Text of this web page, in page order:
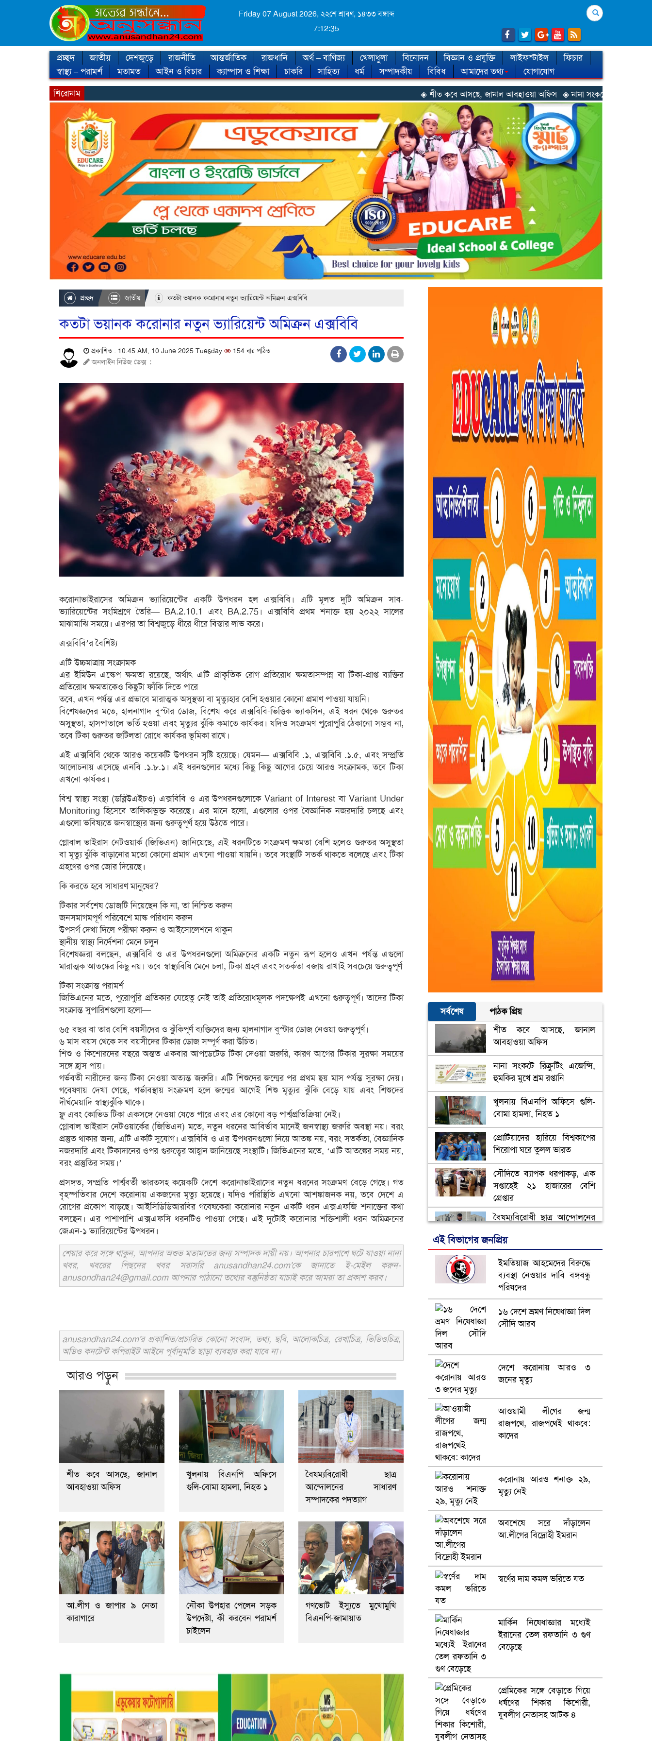
Friday 07 August 2026, ২২শে শ্রাবণ, ১৪৩৩ বঙ্গাব্দ
7:12:37
Search
প্রচ্ছদ জাতীয় দেশজুড়ে রাজনীতি আন্তর্জাতিক রাজধানি অর্থ – বাণিজ্য খেলাধুলা বিনোদন বিজ্ঞান ও প্রযুক্তি লাইফস্টাইল
ফিচার
স্বাস্থ্য – পরামর্শ
মতামত আইন ও বিচার ক্যাম্পাস ও শিক্ষা চাকরি সাহিত্য ধর্ম সম্পাদকীয় বিবিধ আমাদের তথ্য যোগাযোগ
শিরোনাম ◈ শীত কবে আসছে, জানাল আবহাওয়া অফিস ◈ নানা সংকটে রিক্রুটিং এজেন্সি, হুমকির মুখে শ্রম
প্রচ্ছদ জাতীয় কতটা ভয়ানক করোনার নতুন ভ্যারিয়েন্ট অমিক্রন এক্সবিবি
কতটা ভয়ানক করোনার নতুন ভ্যারিয়েন্ট অমিক্রন এক্সবিবি
প্রকাশিত : 10:45 AM, 10 June 2025 Tuesday 154 বার পঠিত
অনলাইন নিউজ ডেক্স :
করোনাভাইরাসের অমিক্রন ভ্যারিয়েন্টের একটি উপধরন হল এক্সবিবি। এটি মূলত দুটি অমিক্রন সাব-
ভ্যারিয়েন্টের সংমিশ্রণে তৈরি— BA.2.10.1 এবং BA.2.75। এক্সবিবি প্রথম শনাক্ত হয় ২০২২ সালের
মাঝামাঝি সময়ে। এরপর তা বিশ্বজুড়ে ধীরে ধীরে বিস্তার লাভ করে।
এক্সবিবি’র বৈশিষ্ট্য
এটি উচ্চমাত্রায় সংক্রামক
এর ইমিউন এস্কেপ ক্ষমতা রয়েছে, অর্থাৎ এটি প্রাকৃতিক রোগ প্রতিরোধ ক্ষমতাসম্পন্ন বা টিকা-প্রাপ্ত ব্যক্তির
প্রতিরোধ ক্ষমতাকেও কিছুটা ফাঁকি দিতে পারে
তবে, এখন পর্যন্ত এর প্রভাবে মারাত্মক অসুস্থতা বা মৃত্যুহার বেশি হওয়ার কোনো প্রমাণ পাওয়া যায়নি।
বিশেষজ্ঞদের মতে, হালনাগাদ বুস্টার ডোজ, বিশেষ করে এক্সবিবি-ভিত্তিক ভ্যাকসিন, এই ধরন থেকে গুরুতর
অসুস্থতা, হাসপাতালে ভর্তি হওয়া এবং মৃত্যুর ঝুঁকি কমাতে কার্যকর। যদিও সংক্রমণ পুরোপুরি ঠেকানো সম্ভব না,
তবে টিকা গুরুতর জটিলতা রোধে কার্যকর ভূমিকা রাখে।
এই এক্সবিবি থেকে আরও কয়েকটি উপধরন সৃষ্টি হয়েছে। যেমন— এক্সবিবি .১, এক্সবিবি .১.৫, এবং সম্প্রতি
আলোচনায় এসেছে এনবি .১.৮.১। এই ধরনগুলোর মধ্যে কিছু কিছু আগের চেয়ে আরও সংক্রামক, তবে টিকা
এখনো কার্যকর।
বিশ্ব স্বাস্থ্য সংস্থা (ডব্লিউএইচও) এক্সবিবি ও এর উপধরনগুলোকে Variant of Interest বা Variant Under
Monitoring হিসেবে তালিকাভুক্ত করেছে। এর মানে হলো, এগুলোর ওপর বৈজ্ঞানিক নজরদারি চলছে এবং
এগুলো ভবিষ্যতে জনস্বাস্থ্যের জন্য গুরুত্বপূর্ণ হয়ে উঠতে পারে।
গ্লোবাল ভাইরাস নেটওয়ার্ক (জিভিএন) জানিয়েছে, এই ধরনটিতে সংক্রমণ ক্ষমতা বেশি হলেও গুরুতর অসুস্থতা
বা মৃত্যু ঝুঁকি বাড়ানোর মতো কোনো প্রমাণ এখনো পাওয়া যায়নি। তবে সংস্থাটি সতর্ক থাকতে বলেছে এবং টিকা
গ্রহণের ওপর জোর দিয়েছে।
কি করতে হবে সাধারণ মানুষের?
টিকার সর্বশেষ ডোজটি নিয়েছেন কি না, তা নিশ্চিত করুন
জনসমাগমপূর্ণ পরিবেশে মাস্ক পরিধান করুন
উপসর্গ দেখা দিলে পরীক্ষা করুন ও আইসোলেশনে থাকুন
স্থানীয় স্বাস্থ্য নির্দেশনা মেনে চলুন
বিশেষজ্ঞরা বলছেন, এক্সবিবি ও এর উপধরনগুলো অমিক্রনের একটি নতুন রূপ হলেও এখন পর্যন্ত এগুলো
মারাত্মক আতঙ্কের কিছু নয়। তবে স্বাস্থ্যবিধি মেনে চলা, টিকা গ্রহণ এবং সতর্কতা বজায় রাখাই সবচেয়ে গুরুত্বপূর্ণ
টিকা সংক্রান্ত পরামর্শ
জিভিএনের মতে, পুরোপুরি প্রতিকার যেহেতু নেই তাই প্রতিরোধমূলক পদক্ষেপই এখনো গুরুত্বপূর্ণ। তাদের টিকা
সংক্রান্ত সুপারিশগুলো হলো—
৬৫ বছর বা তার বেশি বয়সীদের ও ঝুঁকিপূর্ণ ব্যক্তিদের জন্য হালনাগাদ বুস্টার ডোজ নেওয়া গুরুত্বপূর্ণ।
৬ মাস বয়স থেকে সব বয়সীদের টিকার ডোজ সম্পূর্ণ করা উচিত।
শিশু ও কিশোরদের বছরে অন্তত একবার আপডেটেড টিকা দেওয়া জরুরি, কারণ আগের টিকার সুরক্ষা সময়ের
সঙ্গে হ্রাস পায়।
গর্ভবতী নারীদের জন্য টিকা নেওয়া অত্যন্ত জরুরি। এটি শিশুদের জন্মের পর প্রথম ছয় মাস পর্যন্ত সুরক্ষা দেয়।
গবেষণায় দেখা গেছে, গর্ভাবস্থায় সংক্রমণ হলে জন্মের আগেই শিশু মৃত্যুর ঝুঁকি বেড়ে যায় এবং শিশুদের
দীর্ঘমেয়াদি স্বাস্থ্যঝুঁকি থাকে।
ফ্লু এবং কোভিড টিকা একসঙ্গে নেওয়া যেতে পারে এবং এর কোনো বড় পার্শ্বপ্রতিক্রিয়া নেই।
গ্লোবাল ভাইরাস নেটওয়ার্কের (জিভিএন) মতে, নতুন ধরনের আবির্ভাব মানেই জনস্বাস্থ্য জরুরি অবস্থা নয়। বরং
প্রস্তুত থাকার জন্য, এটি একটি সুযোগ। এক্সবিবি ও এর উপধরনগুলো নিয়ে আতঙ্ক নয়, বরং সতর্কতা, বৈজ্ঞানিক
নজরদারি এবং টিকাদানের ওপর গুরুত্বের আহ্বান জানিয়েছে সংস্থাটি। জিভিএনের মতে, ‘এটি আতঙ্কের সময় নয়,
বরং প্রস্তুতির সময়।’
প্রসঙ্গত, সম্প্রতি পার্শ্ববর্তী ভারতসহ কয়েকটি দেশে করোনাভাইরাসের নতুন ধরনের সংক্রমণ বেড়ে গেছে। গত
বৃহস্পতিবার দেশে করোনায় একজনের মৃত্যু হয়েছে। যদিও পরিস্থিতি এখনো আশঙ্কাজনক নয়, তবে দেশে এ
রোগের প্রকোপ বাড়ছে। আইসিডিডিআরবির গবেষকেরা করোনার নতুন একটি ধরন এক্সএফজি শনাক্তের কথা
বলছেন। এর পাশাপাশি এক্সএফসি ধরনটিও পাওয়া গেছে। এই দুটোই করোনার শক্তিশালী ধরন অমিক্রনের
জেএন-১ ভ্যারিয়েন্টের উপধরন।
শেয়ার করে সঙ্গে থাকুন, আপনার অশুভ মতামতের জন্য সম্পাদক দায়ী নয়। আপনার চারপাশে ঘটে যাওয়া নানা
খবর, খবরের পিছনের খবর সরাসরি anusandhan24.com'কে জানাতে ই-মেইল করুন-
anusondhan24@gmail.com আপনার পাঠানো তথ্যের বস্তুনিষ্ঠতা যাচাই করে আমরা তা প্রকাশ করব।
anusandhan24.com'র প্রকাশিত/প্রচারিত কোনো সংবাদ, তথ্য, ছবি, আলোকচিত্র, রেখাচিত্র, ভিডিওচিত্র,
অডিও কনটেন্ট কপিরাইট আইনে পূর্বানুমতি ছাড়া ব্যবহার করা যাবে না।
আরও পড়ুন
শীত কবে আসছে, জানাল
আবহাওয়া অফিস
খুলনায় বিএনপি অফিসে
গুলি-বোমা হামলা, নিহত ১
বৈষম্যবিরোধী ছাত্র
আন্দোলনের সাধারণ
সম্পাদকের পদত্যাগ
আ.লীগ ও জাপার ৯ নেতা
কারাগারে
নৌকা উপহার পেলেন সড়ক
উপদেষ্টা, কী করবেন পরামর্শ
চাইলেন
গণভোট ইস্যুতে মুখোমুখি
বিএনপি-জামায়াত
সর্বশেষ
পাঠক প্রিয়
শীত কবে আসছে, জানাল
আবহাওয়া অফিস
নানা সংকটে রিক্রুটিং এজেন্সি,
হুমকির মুখে শ্রম রপ্তানি
খুলনায় বিএনপি অফিসে গুলি-
বোমা হামলা, নিহত ১
প্রোটিয়াদের হারিয়ে বিশ্বকাপের
শিরোপা ঘরে তুলল ভারত
সৌদিতে ব্যাপক ধরপাকড়, এক
সপ্তাহেই ২১ হাজারের বেশি
গ্রেপ্তার
বৈষম্যবিরোধী ছাত্র আন্দোলনের
ভিউ বাড়াতে রাম দা হাতে
ফেসবুকে ভিডিও পোস্ট শিক্ষকের
আ.লীগ ও জাপার ৯ নেতা
কারাগারে
ভারতে ভয়াবহ সড়ক দুর্ঘটনা,
হলিউডে নতুন প্রেমের গুঞ্জন
এই বিভাগের জনপ্রিয়
ইমতিয়াজ আহমেদের বিরুদ্ধে
ব্যবস্থা নেওয়ার দাবি বঙ্গবন্ধু
পরিষদের
১৬ দেশে ভ্রমণ নিষেধাজ্ঞা দিল
সৌদি আরব
দেশে করোনায় আরও ৩
জনের মৃত্যু
আওয়ামী লীগের জন্ম
রাজপথে, রাজপথেই থাকবে:
কাদের
করোনায় আরও শনাক্ত ২৯,
মৃত্যু নেই
অবশেষে সরে দাঁড়ালেন
আ.লীগের বিদ্রোহী ইমরান
স্বর্ণের দাম কমল ভরিতে যত
মার্কিন নিষেধাজ্ঞার মধ্যেই
ইরানের তেল রফতানি ৩ গুণ
বেড়েছে
প্রেমিকের সঙ্গে বেড়াতে গিয়ে
ধর্ষণের শিকার কিশোরী,
যুবলীগ নেতাসহ আটক ৪